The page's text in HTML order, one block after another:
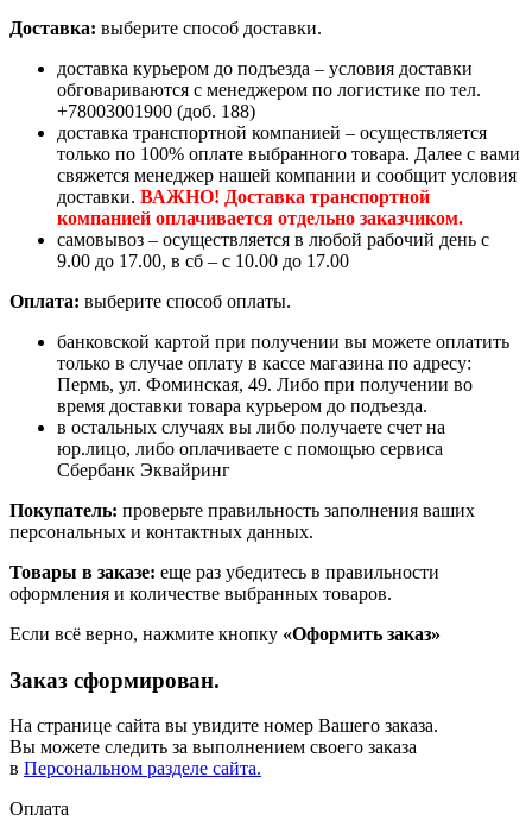
Доставка: выберите способ доставки.
доставка курьером до подъезда – условия доставки
обговариваются с менеджером по логистике по тел.
+78003001900 (доб. 188)
доставка транспортной компанией – осуществляется
только по 100% оплате выбранного товара. Далее с вами
свяжется менеджер нашей компании и сообщит условия
доставки. ВАЖНО! Доставка транспортной
компанией оплачивается отдельно заказчиком.
самовывоз – осуществляется в любой рабочий день с
9.00 до 17.00, в сб – с 10.00 до 17.00
Оплата: выберите способ оплаты.
банковской картой при получении вы можете оплатить
только в случае оплату в кассе магазина по адресу:
Пермь, ул. Фоминская, 49. Либо при получении во
время доставки товара курьером до подъезда.
в остальных случаях вы либо получаете счет на
юр.лицо, либо оплачиваете с помощью сервиса
Сбербанк Эквайринг
Покупатель: проверьте правильность заполнения ваших
персональных и контактных данных.
Товары в заказе: еще раз убедитесь в правильности
оформления и количестве выбранных товаров.
Если всё верно, нажмите кнопку «Оформить заказ»
Заказ сформирован.
На странице сайта вы увидите номер Вашего заказа.
Вы можете следить за выполнением своего заказа
в Персональном разделе сайта.
Оплата